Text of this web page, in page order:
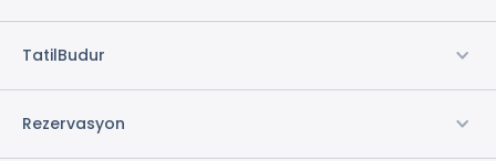
TatilBudur
Rezervasyon